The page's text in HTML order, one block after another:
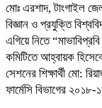
মোঃ এরশাদ, টাংগাইল
বিজ্ঞান ও প্রযুক্তি
এগিয়ে নিতে
কমিটিতে আহ্বায়ক
সেশনের শিক্ষার্থী মো:
ফার্মেসি বিভাগের ২০১৮-